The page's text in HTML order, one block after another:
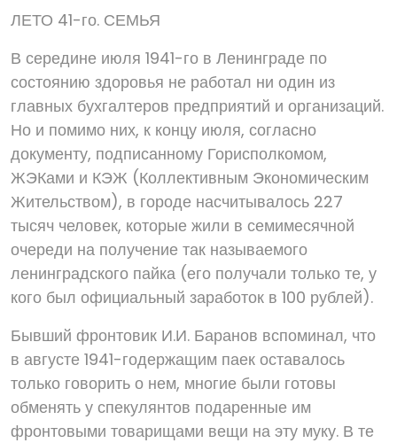
ЛЕТО 41-го. СЕМЬЯ
В середине июля 1941-го в Ленинграде по
состоянию здоровья не работал ни один из
главных бухгалтеров предприятий и организаций.
Но и помимо них, к концу июля, согласно
документу, подписанному Горисполкомом,
ЖЭКами и КЭЖ (Коллективным Экономическим
Жительством), в городе насчитывалось 227
тысяч человек, которые жили в семимесячной
очереди на получение так называемого
ленинградского пайка (его получали только те, у
кого был официальный заработок в 100 рублей).
Бывший фронтовик И.И. Баранов вспоминал, что
в августе 1941-годержащим паек оставалось
только говорить о нем, многие были готовы
обменять у спекулянтов подаренные им
фронтовыми товарищами вещи на эту муку. В те